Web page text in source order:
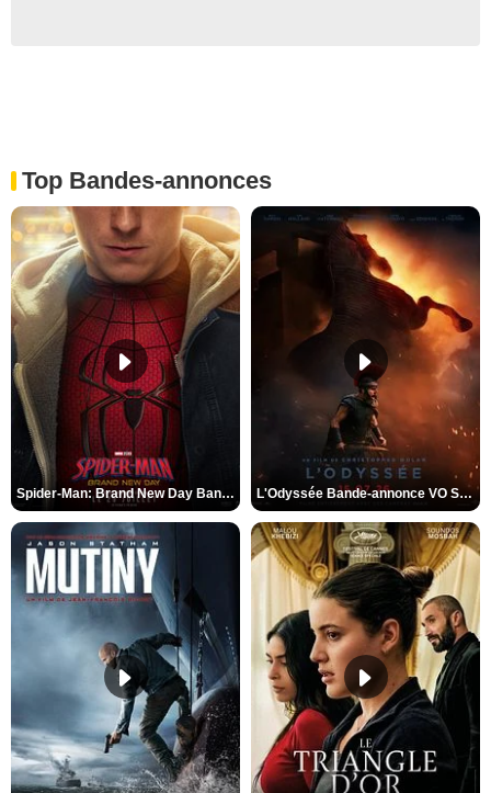
Top Bandes-annonces
Spider-Man: Brand New Day Bande-annonce VO STFR L'Odyssée Bande-annonce VO STFR